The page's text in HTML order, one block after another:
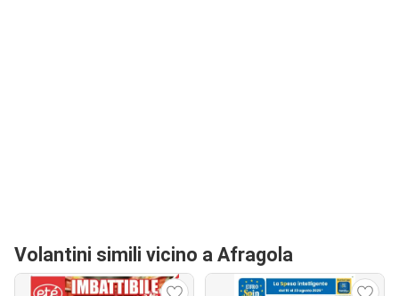
Volantini simili vicino a Afragola